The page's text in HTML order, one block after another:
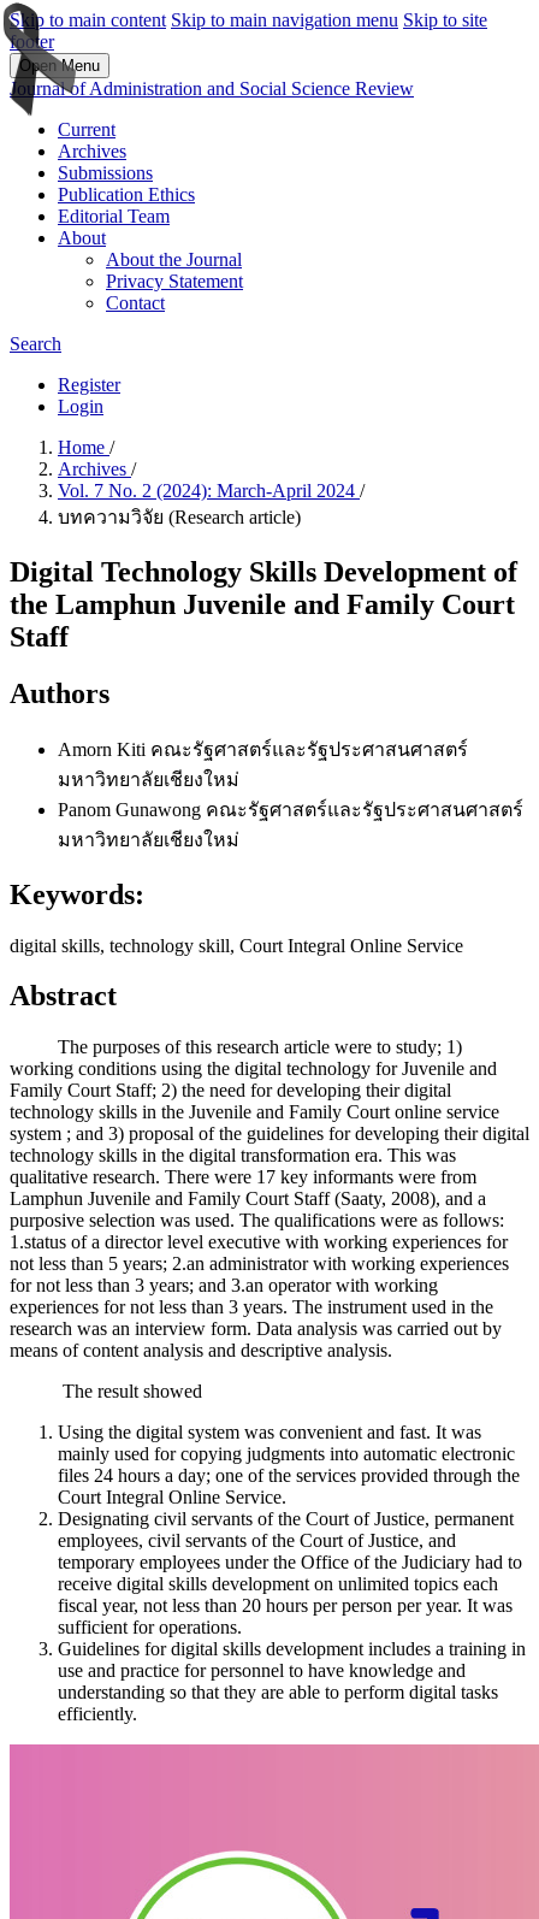
Skip to main content Skip to main navigation menu Skip to site
footer
Open Menu
Journal of Administration and Social Science Review
Current
Archives
Submissions
Publication Ethics
Editorial Team
About
About the Journal
Privacy Statement
Contact
Search
Register
Login
Home /
Archives /
Vol. 7 No. 2 (2024): March-April 2024 /
บทความวิจัย (Research article)
Digital Technology Skills Development of
the Lamphun Juvenile and Family Court
Staff
Authors
Amorn Kiti คณะรัฐศาสตร์และรัฐประศาสนศาสตร์
มหาวิทยาลัยเชียงใหม่
Panom Gunawong คณะรัฐศาสตร์และรัฐประศาสนศาสตร์
มหาวิทยาลัยเชียงใหม่
Keywords:
digital skills, technology skill, Court Integral Online Service
Abstract
The purposes of this research article were to study; 1)
working conditions using the digital technology for Juvenile and
Family Court Staff; 2) the need for developing their digital
technology skills in the Juvenile and Family Court online service
system ; and 3) proposal of the guidelines for developing their digital
technology skills in the digital transformation era. This was
qualitative research. There were 17 key informants were from
Lamphun Juvenile and Family Court Staff (Saaty, 2008), and a
purposive selection was used. The qualifications were as follows:
1.status of a director level executive with working experiences for
not less than 5 years; 2.an administrator with working experiences
for not less than 3 years; and 3.an operator with working
experiences for not less than 3 years. The instrument used in the
research was an interview form. Data analysis was carried out by
means of content analysis and descriptive analysis.
The result showed
Using the digital system was convenient and fast. It was
mainly used for copying judgments into automatic electronic
files 24 hours a day; one of the services provided through the
Court Integral Online Service.
Designating civil servants of the Court of Justice, permanent
employees, civil servants of the Court of Justice, and
temporary employees under the Office of the Judiciary had to
receive digital skills development on unlimited topics each
fiscal year, not less than 20 hours per person per year. It was
sufficient for operations.
Guidelines for digital skills development includes a training in
use and practice for personnel to have knowledge and
understanding so that they are able to perform digital tasks
efficiently.